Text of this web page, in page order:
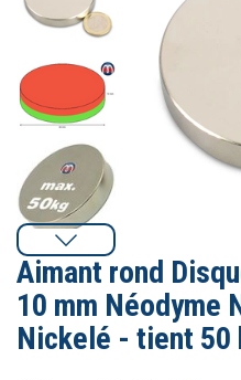
Aimant rond
10 mm Néodyme
Nickelé - tient